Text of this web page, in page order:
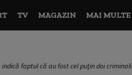
TV MAGAZIN MAI MULTE
faptul că au fost cel puțin doi criminali